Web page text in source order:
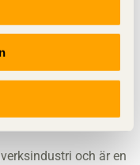
och
och en
att inspirera,
och är en